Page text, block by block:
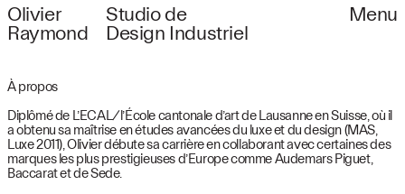
Olivier
Raymond
Studio de
Design Industriel
Menu
À propos
Diplômé de L’ECAL/l’École cantonale d’art de Lausanne en Suisse, où il
a obtenu sa maîtrise en études avancées du luxe et du design (MAS,
Luxe 2011), Olivier débute sa carrière en collaborant avec certaines des
marques les plus prestigieuses d’Europe comme Audemars Piguet,
Baccarat et de Sede.